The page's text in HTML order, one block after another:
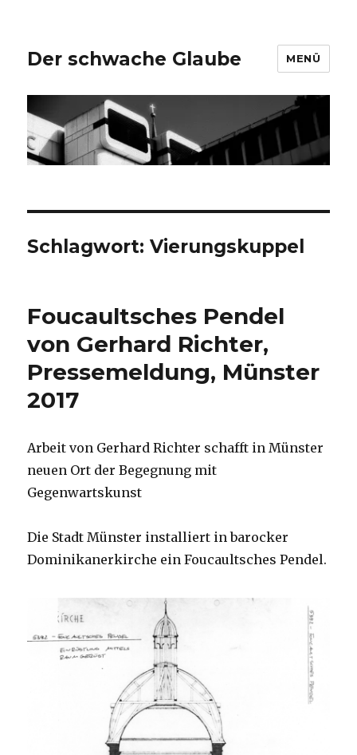
Der schwache Glaube MENÜ
Schlagwort:Vierungskuppel
Foucaultsches Pendel
von Gerhard Richter,
Pressemeldung, Münster
2017
Arbeit von Gerhard Richter schafft in Münster
neuen Ort der Begegnung mit
Gegenwartskunst
Die Stadt Münster installiert in barocker
Dominikanerkirche ein Foucaultsches Pendel.